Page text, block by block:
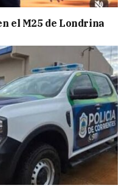
el M25 de Londrina